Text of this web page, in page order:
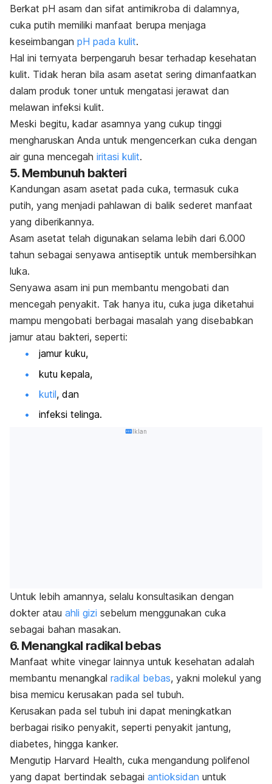
Berkat pH asam dan sifat antimikroba di dalamnya,
cuka putih memiliki manfaat berupa menjaga
keseimbangan pH pada kulit.
Hal ini ternyata berpengaruh besar terhadap kesehatan
kulit. Tidak heran bila asam asetat sering dimanfaatkan
dalam produk toner untuk mengatasi jerawat dan
melawan infeksi kulit.
Meski begitu, kadar asamnya yang cukup tinggi
mengharuskan Anda untuk mengencerkan cuka dengan
air guna mencegah iritasi kulit.
5. Membunuh bakteri
Kandungan asam asetat pada cuka, termasuk cuka
putih, yang menjadi pahlawan di balik sederet manfaat
yang diberikannya.
Asam asetat telah digunakan selama lebih dari 6.000
tahun sebagai senyawa antiseptik untuk membersihkan
luka.
Senyawa asam ini pun membantu mengobati dan
mencegah penyakit. Tak hanya itu, cuka juga diketahui
mampu mengobati berbagai masalah yang disebabkan
jamur atau bakteri, seperti:
jamur kuku,
kutu kepala,
kutil, dan
infeksi telinga.
Iklan
Untuk lebih amannya, selalu konsultasikan dengan
dokter atau ahli gizi sebelum menggunakan cuka
sebagai bahan masakan.
6. Menangkal radikal bebas
Manfaat white vinegar lainnya untuk kesehatan adalah
membantu menangkal radikal bebas, yakni molekul yang
bisa memicu kerusakan pada sel tubuh.
Kerusakan pada sel tubuh ini dapat meningkatkan
berbagai risiko penyakit, seperti penyakit jantung,
diabetes, hingga kanker.
Mengutip Harvard Health, cuka mengandung polifenol
yang dapat bertindak sebagai antioksidan untuk